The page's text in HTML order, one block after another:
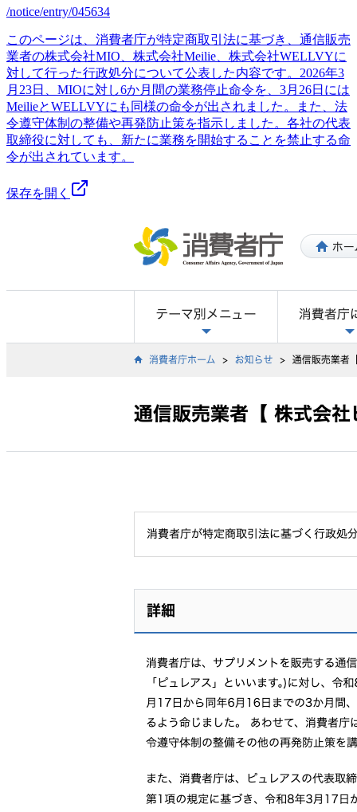
/notice/entry/045634
このページは、消費者庁が特定商取引法に基づき、通信販売
業者の株式会社MIO、株式会社Meilie、株式会社WELLVYに
対して行った行政処分について公表した内容です。2026年3
月23日、MIOに対し6か月間の業務停止命令を、3月26日には
MeilieとWELLVYにも同様の命令が出されました。また、法
令遵守体制の整備や再発防止策を指示しました。各社の代表
取締役に対しても、新たに業務を開始することを禁止する命
令が出されています。
保存を開く